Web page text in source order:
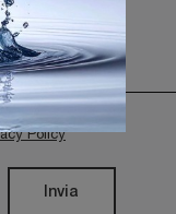
Policy
Invia